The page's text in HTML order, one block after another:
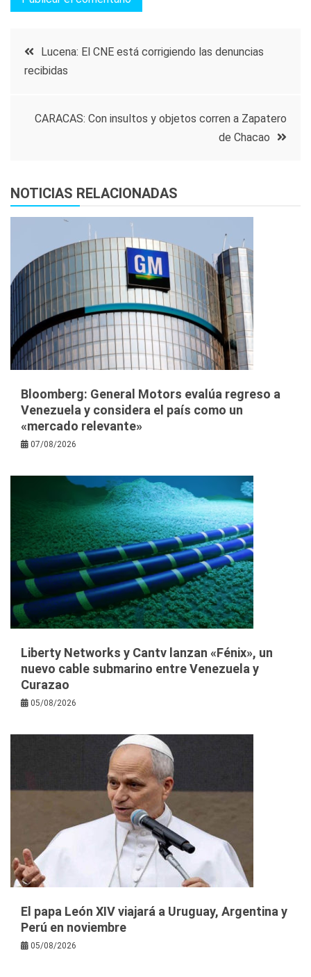
Navegación
entradas
Lucena: El CNE está corrigiendo las denuncias
recibidas
CARACAS: Con insultos y objetos corren a Zapatero
de Chacao
NOTICIAS RELACIONADAS
Bloomberg: General Motors evalúa regreso a
Venezuela y considera el país como un
«mercado relevante»
07/08/2026
Liberty Networks y Cantv lanzan «Fénix», un
nuevo cable submarino entre Venezuela y
Curazao
05/08/2026
El papa León XIV viajará a Uruguay, Argentina y
Perú en noviembre
05/08/2026